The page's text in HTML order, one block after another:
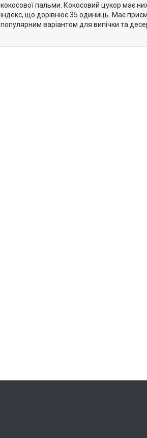
кокосової пальми. Кокосовий цукор має
індекс, що дорівнює 35 одиниць. Має
популярним варіантом для випічки та